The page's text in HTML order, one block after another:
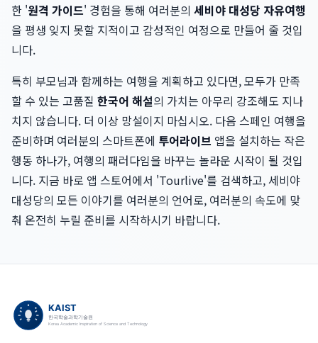
한 '원격 가이드' 경험을 통해 여러분의 세비야 대성당 자유여행
을 평생 잊지 못할 지적이고 감성적인 여정으로 만들어 줄 것입
니다.
특히 부모님과 함께하는 여행을 계획하고 있다면, 모두가 만족
할 수 있는 고품질 한국어 해설의 가치는 아무리 강조해도 지나
치지 않습니다. 더 이상 망설이지 마십시오. 다음 스페인 여행을
준비하며 여러분의 스마트폰에 투어라이브 앱을 설치하는 작은
행동 하나가, 여행의 패러다임을 바꾸는 놀라운 시작이 될 것입
니다. 지금 바로 앱 스토어에서 'Tourlive'를 검색하고, 세비야
대성당의 모든 이야기를 여러분의 언어로, 여러분의 속도에 맞
춰 온전히 누릴 준비를 시작하시기 바랍니다.